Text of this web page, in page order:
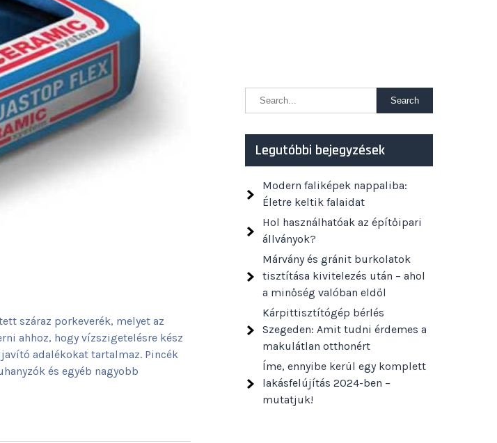
száraz porkeverék, melyet az
ahhoz, hogy vízszigetelésre kész
adalékokat tartalmaz. Pincék
és egyéb nagyobb
Legutóbbi bejegyzések
Modern faliképek nappaliba:
Életre keltik falaidat
Hol használhatóak az építőipari
állványok?
Márvány és gránit burkolatok
tisztítása kivitelezés után – ahol
a minőség valóban eldől
Kárpittisztítógép bérlés
Szegeden: Amit tudni érdemes a
makulátlan otthonért
Íme, ennyibe kerül egy komplett
lakásfelújítás 2024-ben –
mutatjuk!